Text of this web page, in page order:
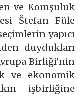
ve Komşuluk
Štefan Füle
yapıcı
duydukları
Birliği’nin
ve ekonomik
işbirliğine